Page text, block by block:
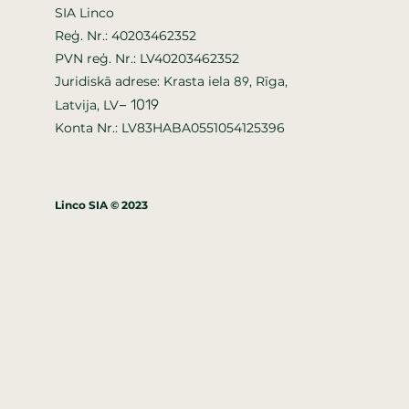
SIA Linco
Reģ. Nr.: 40203462352
PVN reģ. Nr.: LV40203462352
Juridiskā adrese: Krasta iela89, Rīga,
Latvija, LV– 1019
Konta Nr.: LV83HABA0551054125396
Linco SIA © 2023